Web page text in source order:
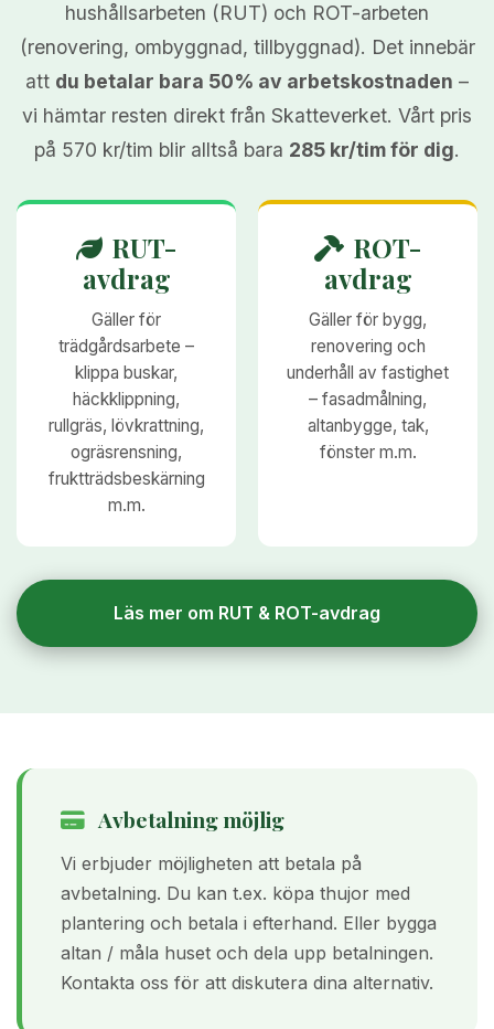
hushållsarbeten (RUT) och ROT-arbeten
(renovering, ombyggnad, tillbyggnad). Det innebär
att du betalar bara 50% av arbetskostnaden –
vi hämtar resten direkt från Skatteverket. Vårt pris
på 570 kr/tim blir alltså bara 285 kr/tim för dig.
RUT-
avdrag
Gäller för
trädgårdsarbete –
klippa buskar,
häckklippning,
rullgräs, lövkrattning,
ogräsrensning,
fruktträdsbeskärning
m.m.
ROT-
avdrag
Gäller för bygg,
renovering och
underhåll av fastighet
– fasadmålning,
altanbygge, tak,
fönster m.m.
Läs mer om RUT & ROT-avdrag
Avbetalning möjlig
Vi erbjuder möjligheten att betala på
avbetalning. Du kan t.ex. köpa thujor med
plantering och betala i efterhand. Eller bygga
altan / måla huset och dela upp betalningen.
Kontakta oss för att diskutera dina alternativ.